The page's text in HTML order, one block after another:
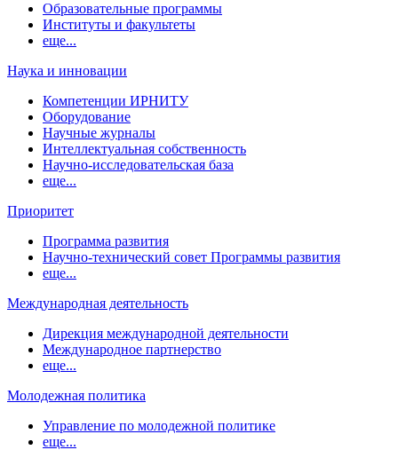
Образовательные программы
Институты и факультеты
еще...
Наука и инновации
Компетенции ИРНИТУ
Оборудование
Научные журналы
Интеллектуальная собственность
Научно-исследовательская база
еще...
Приоритет
Программа развития
Научно-технический совет Программы развития
еще...
Международная деятельность
Дирекция международной деятельности
Международное партнерство
еще...
Молодежная политика
Управление по молодежной политике
еще...